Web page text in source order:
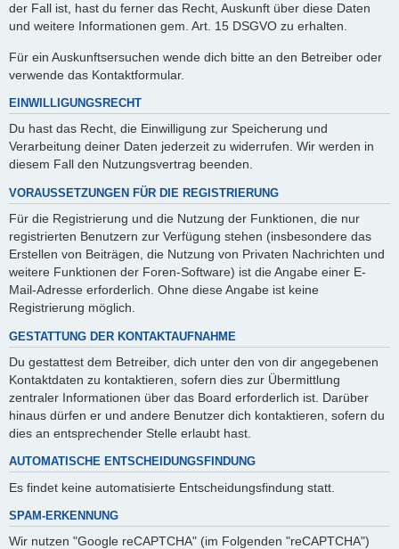
der Fall ist, hast du ferner das Recht, Auskunft über diese Daten
und weitere Informationen gem. Art. 15 DSGVO zu erhalten.
Für ein Auskunftsersuchen wende dich bitte an den Betreiber oder
verwende das Kontaktformular.
EINWILLIGUNGSRECHT
Du hast das Recht, die Einwilligung zur Speicherung und
Verarbeitung deiner Daten jederzeit zu widerrufen. Wir werden in
diesem Fall den Nutzungsvertrag beenden.
VORAUSSETZUNGEN FÜR DIE REGISTRIERUNG
Für die Registrierung und die Nutzung der Funktionen, die nur
registrierten Benutzern zur Verfügung stehen (insbesondere das
Erstellen von Beiträgen, die Nutzung von Privaten Nachrichten und
weitere Funktionen der Foren-Software) ist die Angabe einer E-
Mail-Adresse erforderlich. Ohne diese Angabe ist keine
Registrierung möglich.
GESTATTUNG DER KONTAKTAUFNAHME
Du gestattest dem Betreiber, dich unter den von dir angegebenen
Kontaktdaten zu kontaktieren, sofern dies zur Übermittlung
zentraler Informationen über das Board erforderlich ist. Darüber
hinaus dürfen er und andere Benutzer dich kontaktieren, sofern du
dies an entsprechender Stelle erlaubt hast.
AUTOMATISCHE ENTSCHEIDUNGSFINDUNG
Es findet keine automatisierte Entscheidungsfindung statt.
SPAM-ERKENNUNG
Wir nutzen "Google reCAPTCHA" (im Folgenden "reCAPTCHA")